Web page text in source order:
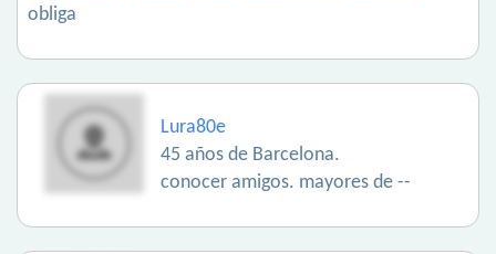
obliga
Lura80e
45 años de Barcelona.
conocer amigos. mayores de --